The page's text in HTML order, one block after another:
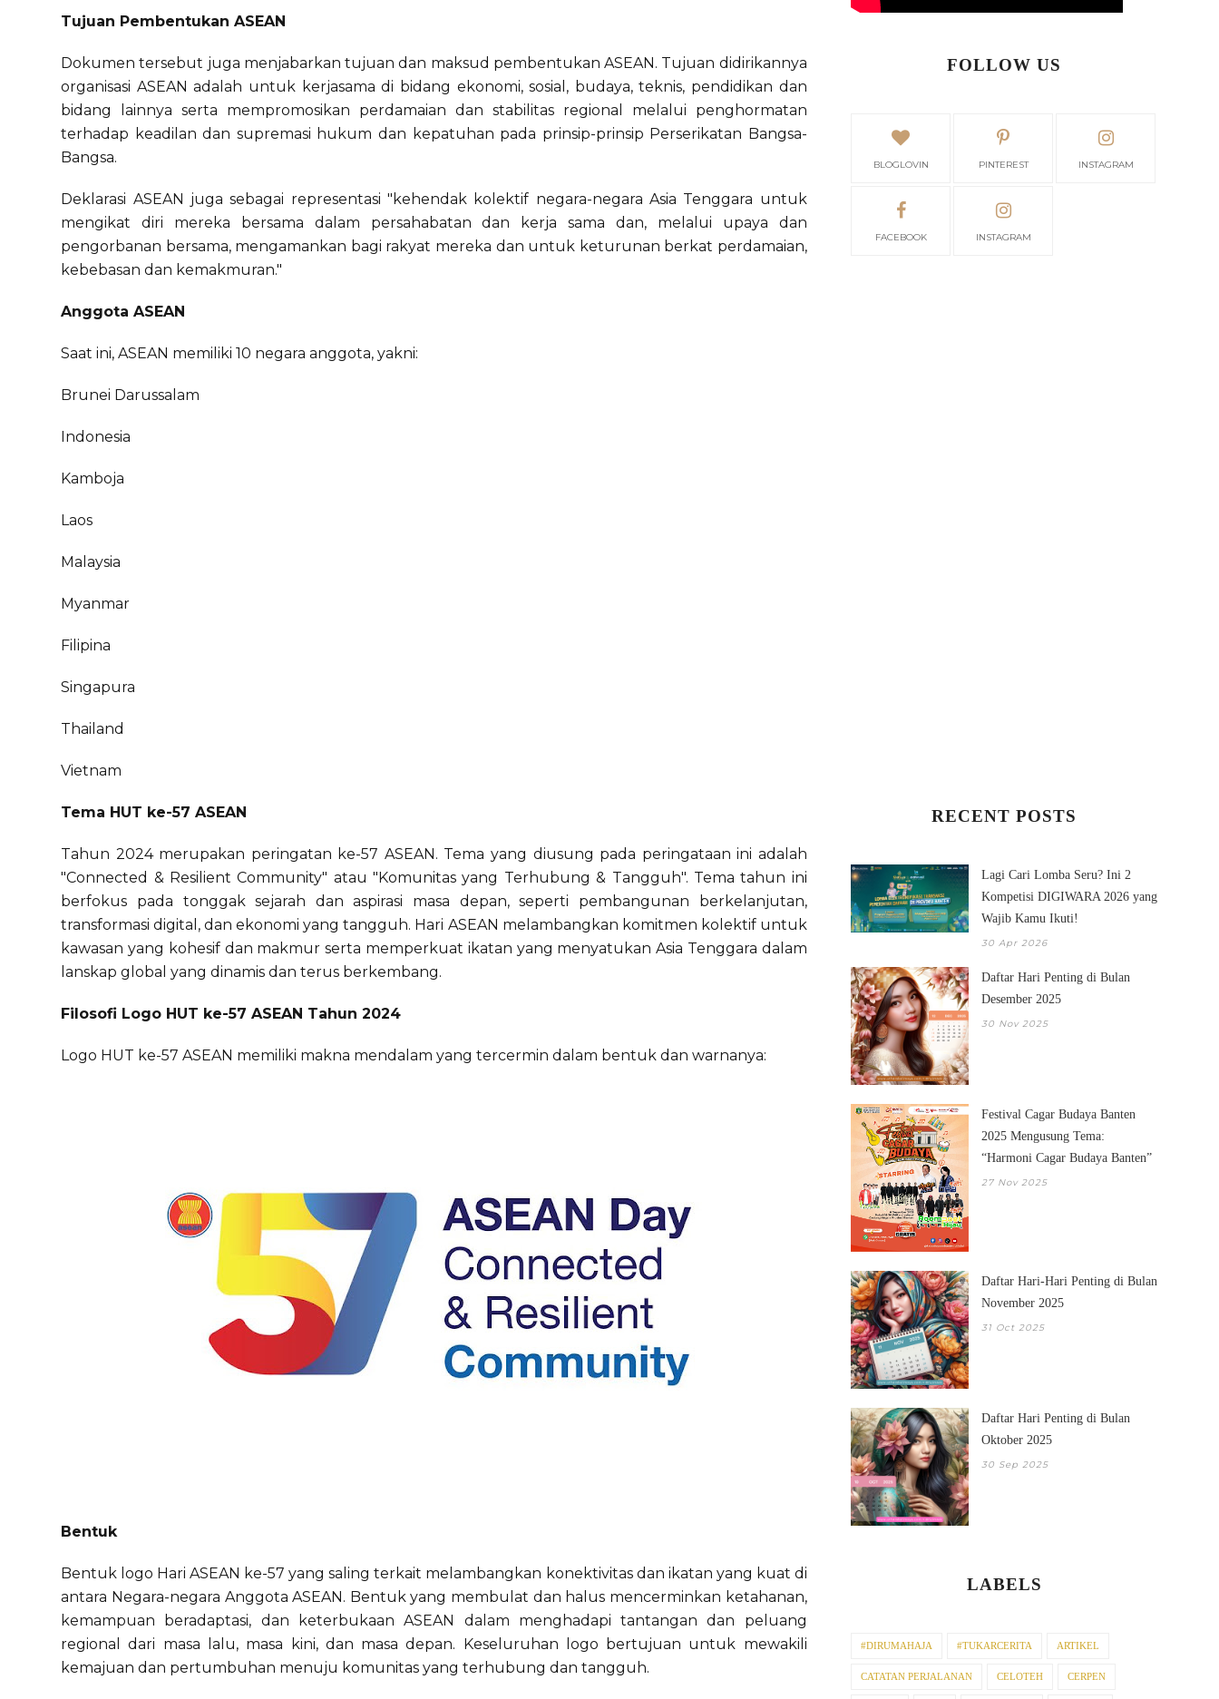
Tujuan Pembentukan ASEAN
Dokumen tersebut juga menjabarkan tujuan dan maksud pembentukan ASEAN. Tujuan didirikannya
organisasi ASEAN adalah untuk kerjasama di bidang ekonomi, sosial, budaya, teknis, pendidikan dan
bidang lainnya serta mempromosikan perdamaian dan stabilitas regional melalui penghormatan
terhadap keadilan dan supremasi hukum dan kepatuhan pada prinsip-prinsip Perserikatan Bangsa-
Bangsa.
Deklarasi ASEAN juga sebagai representasi "kehendak kolektif negara-negara Asia Tenggara untuk
mengikat diri mereka bersama dalam persahabatan dan kerja sama dan, melalui upaya dan
pengorbanan bersama, mengamankan bagi rakyat mereka dan untuk keturunan berkat perdamaian,
kebebasan dan kemakmuran."
Anggota ASEAN
Saat ini, ASEAN memiliki 10 negara anggota, yakni:
Brunei Darussalam
Indonesia
Kamboja
Laos
Malaysia
Myanmar
Filipina
Singapura
Thailand
Vietnam
Tema HUT ke-57 ASEAN
Tahun 2024 merupakan peringatan ke-57 ASEAN. Tema yang diusung pada peringataan ini adalah
"Connected & Resilient Community" atau "Komunitas yang Terhubung & Tangguh". Tema tahun ini
berfokus pada tonggak sejarah dan aspirasi masa depan, seperti pembangunan berkelanjutan,
transformasi digital, dan ekonomi yang tangguh. Hari ASEAN melambangkan komitmen kolektif untuk
kawasan yang kohesif dan makmur serta memperkuat ikatan yang menyatukan Asia Tenggara dalam
lanskap global yang dinamis dan terus berkembang.
Filosofi Logo HUT ke-57 ASEAN Tahun 2024
Logo HUT ke-57 ASEAN memiliki makna mendalam yang tercermin dalam bentuk dan warnanya:
Bentuk
Bentuk logo Hari ASEAN ke-57 yang saling terkait melambangkan konektivitas dan ikatan yang kuat di
antara Negara-negara Anggota ASEAN. Bentuk yang membulat dan halus mencerminkan ketahanan,
kemampuan beradaptasi, dan keterbukaan ASEAN dalam menghadapi tantangan dan peluang
regional dari masa lalu, masa kini, dan masa depan. Keseluruhan logo bertujuan untuk mewakili
kemajuan dan pertumbuhan menuju komunitas yang terhubung dan tangguh.
FOLLOW US
BLOGLOVIN PINTEREST INSTAGRAM
FACEBOOK INSTAGRAM
RECENT POSTS
Lagi Cari Lomba Seru? Ini 2
Kompetisi DIGIWARA 2026 yang
Wajib Kamu Ikuti!
30 Apr 2026
Daftar Hari Penting di Bulan
Desember 2025
30 Nov 2025
Festival Cagar Budaya Banten
2025 Mengusung Tema:
“Harmoni Cagar Budaya Banten”
27 Nov 2025
Daftar Hari-Hari Penting di Bulan
November 2025
31 Oct 2025
Daftar Hari Penting di Bulan
Oktober 2025
30 Sep 2025
LABELS
#DIRUMAHAJA #TUKARCERITA ARTIKEL
CATATAN PERJALANAN CELOTEH CERPEN